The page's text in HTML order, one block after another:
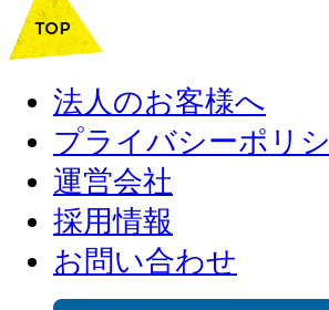
法人のお客様へ
プライバシーポリ
運営会社
採用情報
お問い合わせ